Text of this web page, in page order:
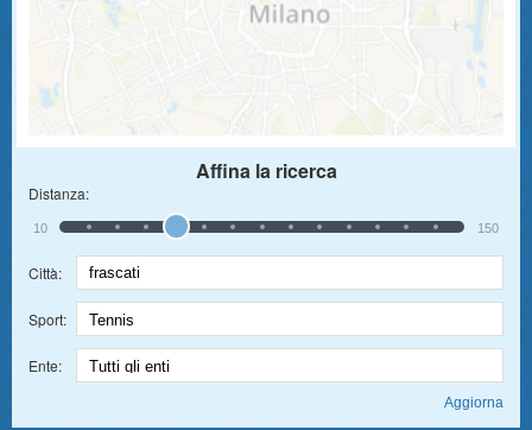
Affina la ricerca
Distanza:
10 150
Città:
Sport:
Ente: